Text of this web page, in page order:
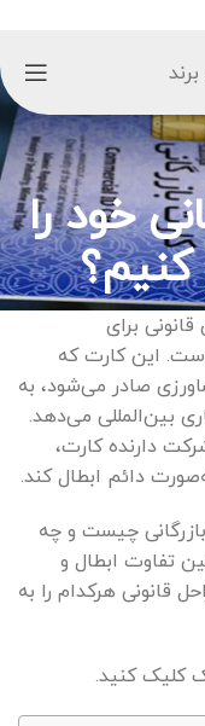
خود را
کنیم؟
برای
این کارت که
صادر می‌شود، به
بین‌المللی می‌دهد.
دارنده کارت،
دائم ابطال کند.
چیست و چه
تفاوت ابطال و
قانونی هرکدام را به‌
کلیک کنید.